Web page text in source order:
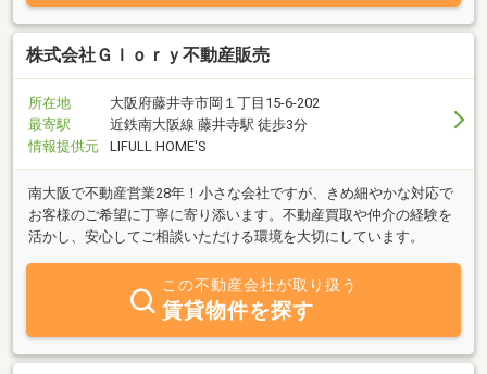
株式会社Ｇｌｏｒｙ不動産販売
所在地
大阪府藤井寺市岡１丁目15-6-202
最寄駅
近鉄南大阪線 藤井寺駅 徒歩3分
情報提供元
LIFULL HOME'S
南大阪で不動産営業28年！小さな会社ですが、きめ細やかな対応で
お客様のご希望に丁寧に寄り添います。不動産買取や仲介の経験を
活かし、安心してご相談いただける環境を大切にしています。
この不動産会社が取り扱う
賃貸物件を探す